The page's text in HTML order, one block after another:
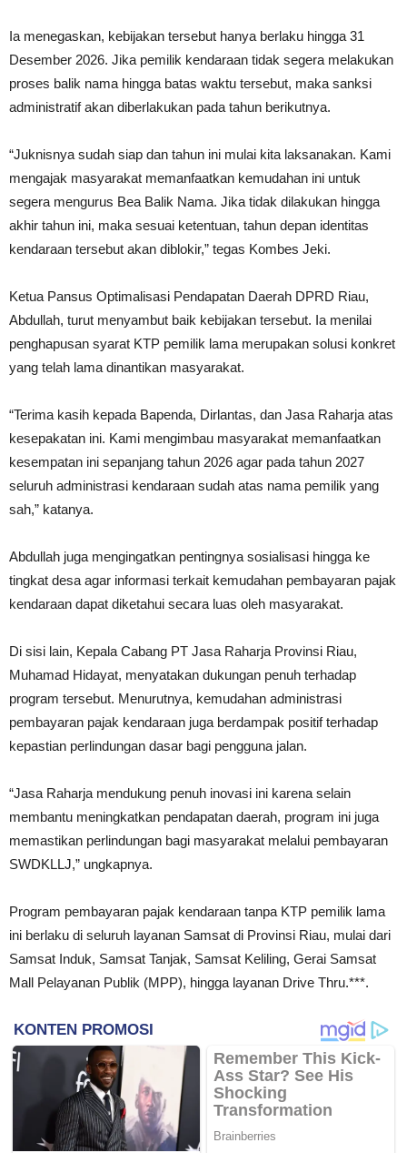
Ia menegaskan, kebijakan tersebut hanya berlaku hingga 31
Desember 2026. Jika pemilik kendaraan tidak segera melakukan
proses balik nama hingga batas waktu tersebut, maka sanksi
administratif akan diberlakukan pada tahun berikutnya.
“Juknisnya sudah siap dan tahun ini mulai kita laksanakan. Kami
mengajak masyarakat memanfaatkan kemudahan ini untuk
segera mengurus Bea Balik Nama. Jika tidak dilakukan hingga
akhir tahun ini, maka sesuai ketentuan, tahun depan identitas
kendaraan tersebut akan diblokir,” tegas Kombes Jeki.
Ketua Pansus Optimalisasi Pendapatan Daerah DPRD Riau,
Abdullah, turut menyambut baik kebijakan tersebut. Ia menilai
penghapusan syarat KTP pemilik lama merupakan solusi konkret
yang telah lama dinantikan masyarakat.
“Terima kasih kepada Bapenda, Dirlantas, dan Jasa Raharja atas
kesepakatan ini. Kami mengimbau masyarakat memanfaatkan
kesempatan ini sepanjang tahun 2026 agar pada tahun 2027
seluruh administrasi kendaraan sudah atas nama pemilik yang
sah,” katanya.
Abdullah juga mengingatkan pentingnya sosialisasi hingga ke
tingkat desa agar informasi terkait kemudahan pembayaran pajak
kendaraan dapat diketahui secara luas oleh masyarakat.
Di sisi lain, Kepala Cabang PT Jasa Raharja Provinsi Riau,
Muhamad Hidayat, menyatakan dukungan penuh terhadap
program tersebut. Menurutnya, kemudahan administrasi
pembayaran pajak kendaraan juga berdampak positif terhadap
kepastian perlindungan dasar bagi pengguna jalan.
“Jasa Raharja mendukung penuh inovasi ini karena selain
membantu meningkatkan pendapatan daerah, program ini juga
memastikan perlindungan bagi masyarakat melalui pembayaran
SWDKLLJ,” ungkapnya.
Program pembayaran pajak kendaraan tanpa KTP pemilik lama
ini berlaku di seluruh layanan Samsat di Provinsi Riau, mulai dari
Samsat Induk, Samsat Tanjak, Samsat Keliling, Gerai Samsat
Mall Pelayanan Publik (MPP), hingga layanan Drive Thru.***.